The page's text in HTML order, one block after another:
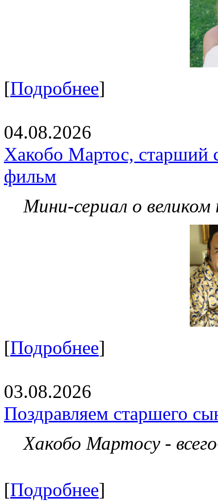
[Подробнее]
04.08.2026
Хакобо Мартос, старший
фильм
Мини-сериал о великом
[Подробнее]
03.08.2026
Поздравляем старшего
Хакобо Мартосу -
[Подробнее]